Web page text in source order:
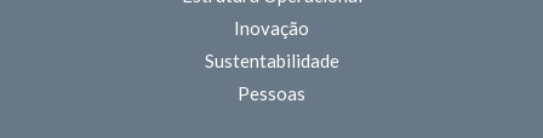
Inovação
Sustentabilidade
Pessoas